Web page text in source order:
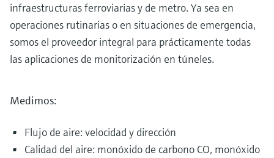
infraestructuras ferroviarias y de metro. Ya sea en
operaciones rutinarias o en situaciones de emergencia,
somos el proveedor integral para prácticamente todas
las aplicaciones de monitorización en túneles.
Medimos:
Flujo de aire: velocidad y dirección
Calidad del aire: monóxido de carbono CO, monóxido